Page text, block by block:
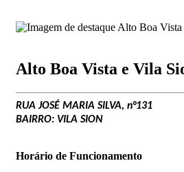
Alto Boa Vista e Vila
RUA JOSÉ MARIA SILVA, n°131
BAIRRO: VILA SION
Horário de Funcionamento